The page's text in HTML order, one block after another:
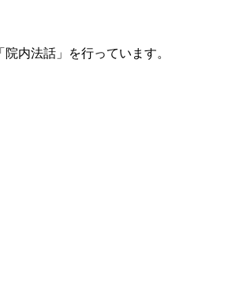
内法話」を行っています。